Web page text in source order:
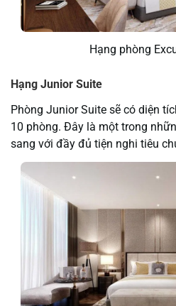
Hạng phòng
Hạng Junior Suite
Phòng Junior Suite sẽ có diện
10 phòng. Đây là một trong
sang với đầy đủ tiện nghi tiêu